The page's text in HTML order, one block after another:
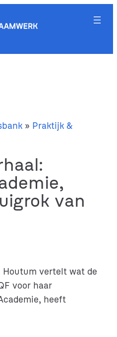
» Praktijk &
van
Houtum vertelt wat de
voor haar
heeft